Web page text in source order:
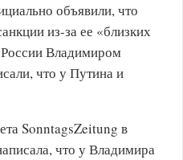
объявили, что
из-за ее «близких
Владимиром
что у Путина и
SonntagsZeitung в
что у Владимира